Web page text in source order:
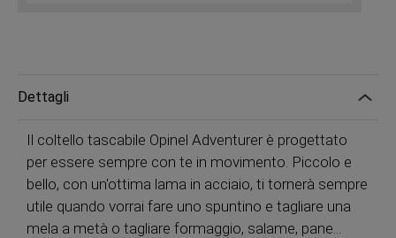
Dettagli
Il coltello tascabile Opinel Adventurer è progettato
per essere sempre con te in movimento. Piccolo e
bello, con un'ottima lama in acciaio, ti tornerà sempre
utile quando vorrai fare uno spuntino e tagliare una
mela a metà o tagliare formaggio, salame, pane...